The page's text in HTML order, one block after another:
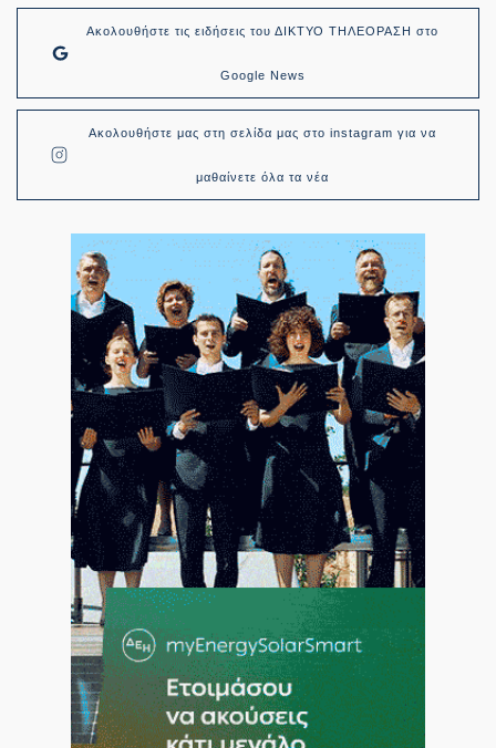
Ακολουθήστε τις ειδήσεις του ΔΙΚΤΥΟ ΤΗΛΕΟΡΑΣΗ στο
Google News
Ακολουθήστε μας στη σελίδα μας στο instagram για να
μαθαίνετε όλα τα νέα